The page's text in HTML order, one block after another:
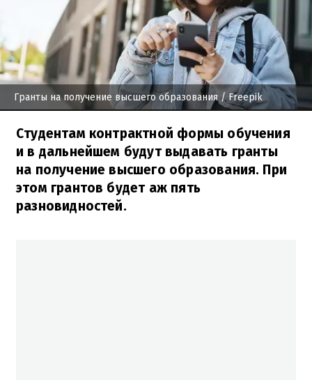
Гранты на получение высшего образования/ Freepik
Студентам контрактной формы обучения
и в дальнейшем будут выдавать гранты
на получение высшего образования. При
этом грантов будет аж пять
разновидностей.